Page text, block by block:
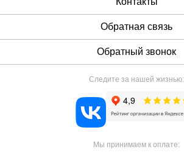
Обратная связь
Обратный звонок
Следите за нашей жизнью:
Мы принимаем к оплате: